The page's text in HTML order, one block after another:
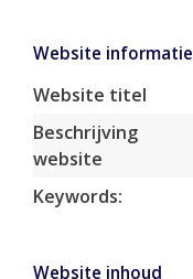
Website informatie
Website titel
Beschrijving
website
Keywords:
Website inhoud